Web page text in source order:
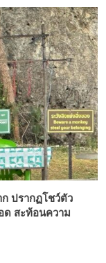
ปรากฏโชว์ตัว
ด สะท้อนความ